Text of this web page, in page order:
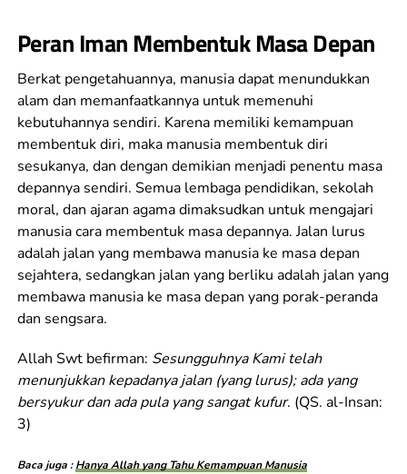
Peran Iman Membentuk Masa Depan
Berkat pengetahuannya, manusia dapat menundukkan
alam dan memanfaatkannya untuk memenuhi
kebutuhannya sendiri. Karena memiliki kemampuan
membentuk diri, maka manusia membentuk diri
sesukanya, dan dengan demikian menjadi penentu masa
depannya sendiri. Semua lembaga pendidikan, sekolah
moral, dan ajaran agama dimaksudkan untuk mengajari
manusia cara membentuk masa depannya. Jalan lurus
adalah jalan yang membawa manusia ke masa depan
sejahtera, sedangkan jalan yang berliku adalah jalan yang
membawa manusia ke masa depan yang porak-peranda
dan sengsara.
Allah Swt befirman: Sesungguhnya Kami telah
menunjukkan kepadanya jalan (yang lurus); ada yang
bersyukur dan ada pula yang sangat kufur. (QS. al-Insan:
3)
Baca juga :Hanya Allah yang Tahu Kemampuan Manusia